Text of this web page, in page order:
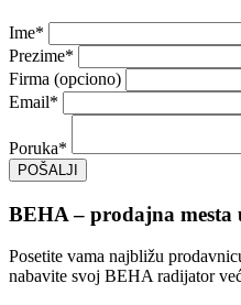
Ime*
Prezime*
Firma (opciono)
Email*
Poruka*
POŠALJI
BEHA – prodajna mesta
Posetite vama najbližu
nabavite svoj BEHA radijator